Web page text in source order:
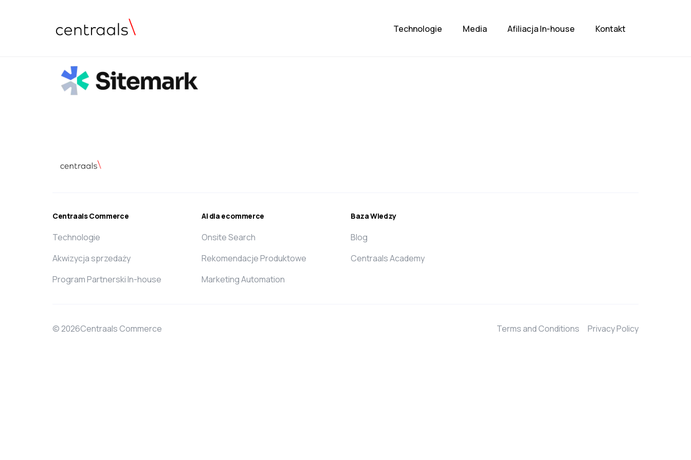
Technologie Media Afiliacja In-house Kontakt
Centraals Commerce
Technologie
Akwizycja sprzedaży
Program Partnerski In-house
AI dla ecommerce
Onsite Search
Rekomendacje Produktowe
Marketing Automation
Baza Wiedzy
Blog
Centraals Academy
© 2026Centraals Commerce Terms and Conditions Privacy Policy